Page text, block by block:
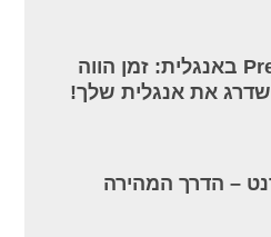
מה זה Present Perfect באנגלית: זמן הווה
את אנגלית שלך!
– הדרך המהירה